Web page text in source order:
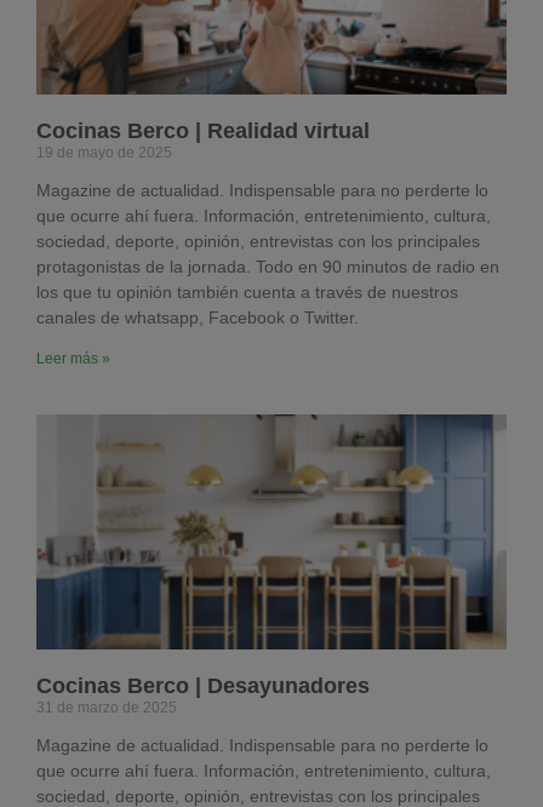
Cocinas Berco | Realidad virtual
19 de mayo de 2025
Magazine de actualidad. Indispensable para no perderte lo
que ocurre ahí fuera. Información, entretenimiento, cultura,
sociedad, deporte, opinión, entrevistas con los principales
protagonistas de la jornada. Todo en 90 minutos de radio en
los que tu opinión también cuenta a través de nuestros
canales de whatsapp, Facebook o Twitter.
Leer más »
Cocinas Berco | Desayunadores
31 de marzo de 2025
Magazine de actualidad. Indispensable para no perderte lo
que ocurre ahí fuera. Información, entretenimiento, cultura,
sociedad, deporte, opinión, entrevistas con los principales